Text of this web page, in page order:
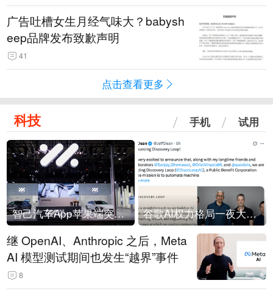
广告吐槽女生月经气味大？babysh
eep品牌发布致歉声明
41
点击查看更多
科技 手机 试用
智己汽车App苹果端突然“下架” 谷歌AI权力格局一夜大洗牌
继 OpenAI、Anthropic 之后，Meta
AI 模型测试期间也发生“越界”事件
8